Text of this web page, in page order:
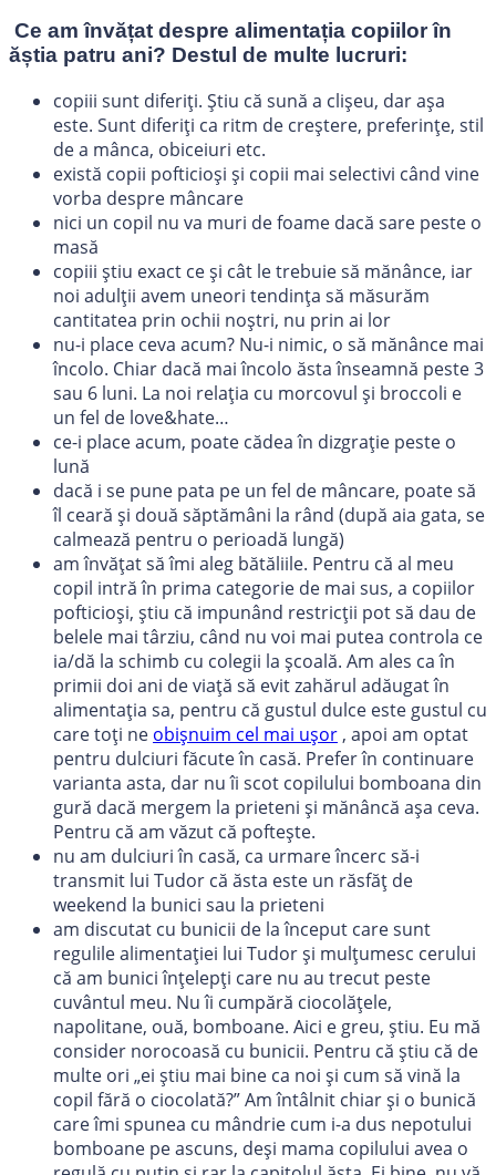
Ce am învățat despre alimentația copiilor în
ăștia patru ani? Destul de multe lucruri:
copiii sunt diferiți. Știu că sună a clișeu, dar așa
este. Sunt diferiți ca ritm de creștere, preferințe, stil
de a mânca, obiceiuri etc.
există copii pofticioși și copii mai selectivi când vine
vorba despre mâncare
nici un copil nu va muri de foame dacă sare peste o
masă
copiii știu exact ce și cât le trebuie să mănânce, iar
noi adulții avem uneori tendința să măsurăm
cantitatea prin ochii noștri, nu prin ai lor
nu-i place ceva acum? Nu-i nimic, o să mănânce mai
încolo. Chiar dacă mai încolo ăsta înseamnă peste 3
sau 6 luni. La noi relația cu morcovul și broccoli e
un fel de love&hate…
ce-i place acum, poate cădea în dizgrație peste o
lună
dacă i se pune pata pe un fel de mâncare, poate să
îl ceară și două săptămâni la rând (după aia gata, se
calmează pentru o perioadă lungă)
am învățat să îmi aleg bătăliile. Pentru că al meu
copil intră în prima categorie de mai sus, a copiilor
pofticioși, știu că impunând restricții pot să dau de
belele mai târziu, când nu voi mai putea controla ce
ia/dă la schimb cu colegii la școală. Am ales ca în
primii doi ani de viață să evit zahărul adăugat în
alimentația sa, pentru că gustul dulce este gustul cu
care toți ne obișnuim cel mai ușor , apoi am optat
pentru dulciuri făcute în casă. Prefer în continuare
varianta asta, dar nu îi scot copilului bomboana din
gură dacă mergem la prieteni și mănâncă așa ceva.
Pentru că am văzut că poftește.
nu am dulciuri în casă, ca urmare încerc să-i
transmit lui Tudor că ăsta este un răsfăț de
weekend la bunici sau la prieteni
am discutat cu bunicii de la început care sunt
regulile alimentației lui Tudor și mulțumesc cerului
că am bunici înțelepți care nu au trecut peste
cuvântul meu. Nu îi cumpără ciocolățele,
napolitane, ouă, bomboane. Aici e greu, știu. Eu mă
consider norocoasă cu bunicii. Pentru că știu că de
multe ori „ei știu mai bine ca noi și cum să vină la
copil fără o ciocolată?” Am întâlnit chiar și o bunică
care îmi spunea cu mândrie cum i-a dus nepotului
bomboane pe ascuns, deși mama copilului avea o